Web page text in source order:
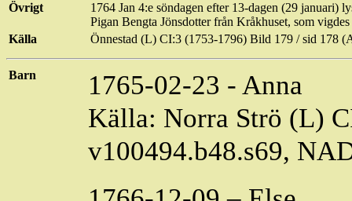
Övrigt
1764 Jan 4:e söndagen efter 13-dagen (29 januari)
Pigan Bengta Jönsdotter från Kråkhuset, som
Källa
Önnestad (L) CI:3 (1753-1796) Bild 179 / sid 178
Barn
1765-02-23 - Anna
Källa: Norra Strö (L)
v100494.b48.s69,